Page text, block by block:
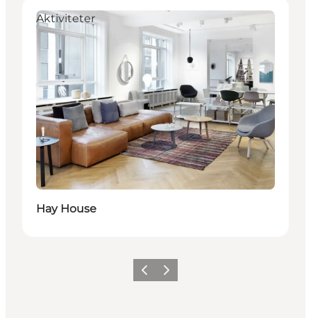
Aktiviteter
Hay House
ForrigeNæste